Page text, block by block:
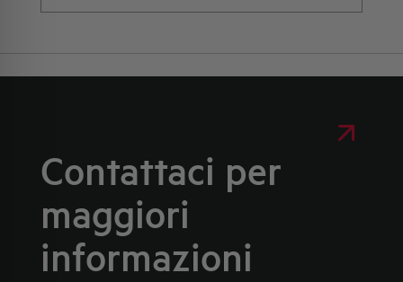
Contattaci per
maggiori
informazioni